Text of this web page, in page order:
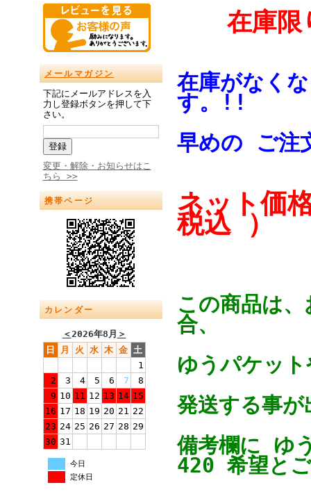
メールマガジン
下記にメールアドレスを入
力し登録ボタンを押して下
さい。
変更・解除・お知らせはこ
ちら >>
携帯ページ
カレンダー
＜2026年8月 ＞
日
月 火 水 木 金 土
1
2
3 4 5 6 7
8
9 10 11 12 13 14 15
16 17 18 19 20 21 22
23 24 25 26 27 28 29
30 31
今日
定休日
在庫限
在庫がなく
す。!!
早めの ご注
ネット
税込 ）
この商品は
合、
ゆうパケッ
発送する事が
備考欄に ゆ
420 希望と